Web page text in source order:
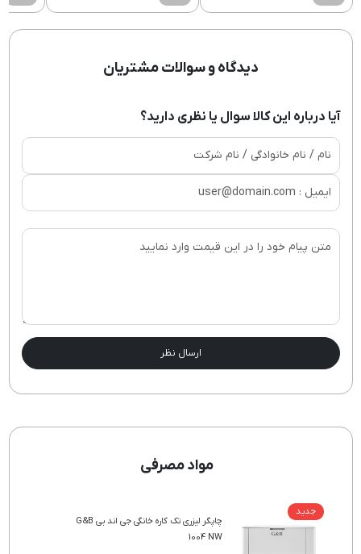
دیدگاه و سوالات مشتریان
آیا درباره این کالا سوال یا نظری دارید؟
ارسال نظر
مواد مصرفی
جدید
چاپگر لیزری تک کاره خانگی جی اند بی G&B
1004 NW